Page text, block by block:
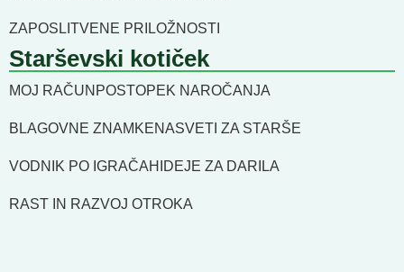
ZAPOSLITVENE PRILOŽNOSTI
Starševski kotiček
MOJ RAČUN POSTOPEK NAROČANJA
BLAGOVNE ZNAMKENASVETI ZA STARŠE
VODNIK PO IGRAČAH IDEJE ZA DARILA
RAST IN RAZVOJ OTROKA